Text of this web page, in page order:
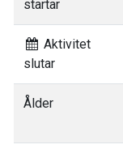
startar
Aktivitet
slutar
Ålder